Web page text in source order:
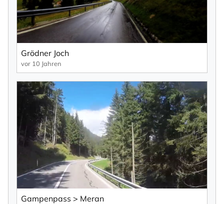
Grödner Joch
vor 10 Jahren
Gampenpass > Meran